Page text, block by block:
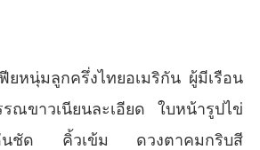
หนุ่มลูกครึ่งไทยอเมริกัน ผู้มีเรือน
ณขาวเนียนละเอียด ใบหน้ารูปไข่
ด่นชัด คิ้วเข้ม ดวงตาคมกริบสี